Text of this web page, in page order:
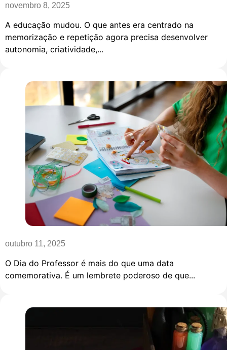
novembro 8, 2025
A educação mudou. O que antes era centrado na
memorização e repetição agora precisa desenvolver
autonomia, criatividade,...
outubro 11, 2025
O Dia do Professor é mais do que uma data
comemorativa. É um lembrete poderoso de que...